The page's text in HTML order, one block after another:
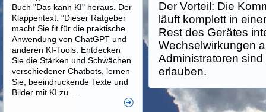
Der Vorteil: Die
läuft komplett in
Rest des Gerätes
Wechselwirkungen
Administratoren
erlauben.
Buch "Das kann KI" heraus. Der
Klappentext: "Dieser Ratgeber
macht Sie fit für die praktische
Anwendung von ChatGPT und
anderen KI-Tools: Entdecken
Sie die Stärken und Schwächen
verschiedener Chatbots, lernen
Sie, beeindruckende Texte und
Bilder mit KI zu ...